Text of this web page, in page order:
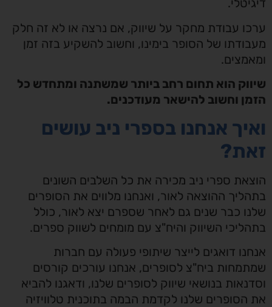
דיגיטלי.
ערכו עבודת מחקר על שיווק, אם נרצה או לא זה חלק
מעבודתו של הסופר בימינו, וחשוב להשקיע בזה זמן
ומאמצים.
שיווק הוא תחום רחב ביותר שמשתנה ומתחדש כל
הזמן וחשוב להישאר מעודכנים.
ואיך אנחנו בספרי ניב עושים
זאת?
הוצאת ספרי ניב מכירה את כל השלבים השונים
בתהליך ההוצאה לאור, ואנחנו מלווים את הסופרים
שלנו כבר שנים גם לאחר שספרם יצא לאור, כולל
בתהליכי השיווק והיח"צ עם מומחים לשווק ספרים.
אנחנו דואגים לייצר שיתופי פעולה עם חברות
שמתמחות ביח"צ לסופרים, אנחנו עורכים קורסים
וסדנאות בנושאי שיווק לסופרים שלנו, ודאגנו להביא
את הסופרים שלנו לקדמת הבמה בתוכנית טלוויזיה